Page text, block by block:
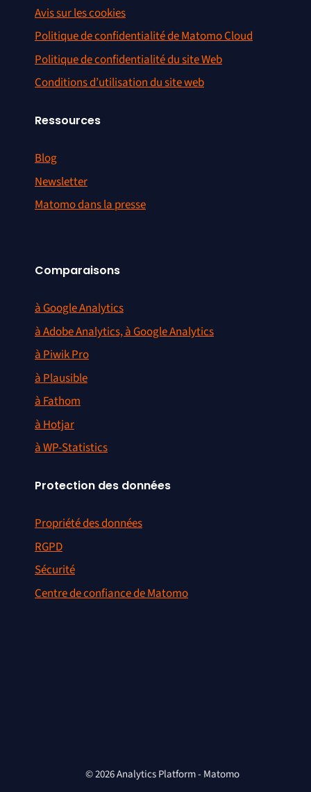
Avis sur les cookies
Politique de confidentialité de Matomo Cloud
Politique de confidentialité du site Web
Conditions d’utilisation du site web
Ressources
Blog
Newsletter
Matomo dans la presse
Comparaisons
à Google Analytics
à Adobe Analytics, à Google Analytics
à Piwik Pro
à Plausible
à Fathom
à Hotjar
à WP-Statistics
Protection des données
Propriété des données
RGPD
Sécurité
Centre de confiance de Matomo
© 2026 Analytics Platform - Matomo